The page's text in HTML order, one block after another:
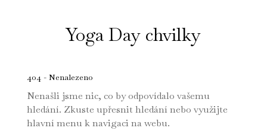
Yoga Day chvilky
404 - Nenalezeno
Nenašli jsme nic, co by odpovídalo vašemu
hledání. Zkuste upřesnit hledání nebo využijte
hlavní menu k navigaci na webu.